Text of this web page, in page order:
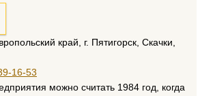
край, г. Пятигорск, Скачки,
16-53
можно считать 1984 год, когда